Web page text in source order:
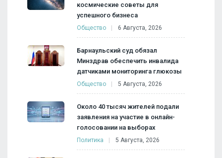
космические советы для
успешного бизнеса
Общество 6 Августа, 2026
Барнаульский суд обязал
Минздрав обеспечить инвалида
датчиками мониторинга глюкозы
Общество 5 Августа, 2026
Около 40 тысяч жителей подали
заявления на участие в онлайн-
голосовании на выборах
Политика 5 Августа, 2026